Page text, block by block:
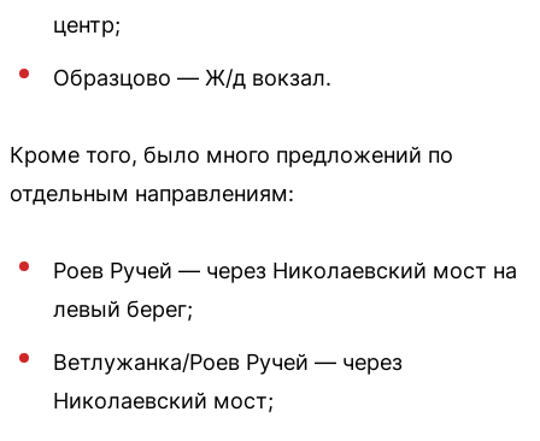
центр;
Образцово — Ж/д вокзал.
Кроме того, было много предложений по
отдельным направлениям:
Роев Ручей — через Николаевский мост на
левый берег;
Ветлужанка/Роев Ручей — через
Николаевский мост;